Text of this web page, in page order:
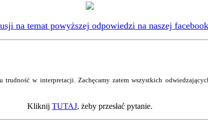
na temat powyższej odpowiedzi na naszej
w interpretacji. Zachęcamy zatem wszystkich
Kliknij TUTAJ, żeby przesłać pytanie.